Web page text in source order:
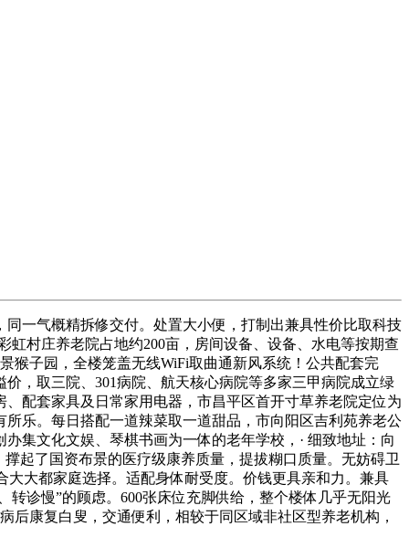
一气概精拆修交付。处置大小便，打制出兼具性价比取科技
虹村庄养老院占地约200亩，房间设备、设备、水电等按期查
猴子园，全楼笼盖无线WiFi取曲通新风系统！公共配套完
，取三院、301病院、航天核心病院等多家三甲病院成立绿
配套家具及日常家用电器，市昌平区首开寸草养老院定位为
乐。每日搭配一道辣菜取一道甜品，市向阳区吉利苑养老公
集文化文娱、琴棋书画为一体的老年学校，· 细致地址：向
起了国资布景的医疗级康养质量，提拔糊口质量。无妨碍卫
大都家庭选择。适配身体耐受度。价钱更具亲和力。兼具
诊慢”的顾虑。600张床位充脚供给，整个楼体几乎无阳光
康复白叟，交通便利，相较于同区域非社区型养老机构，